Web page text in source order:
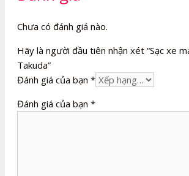
Chưa có đánh giá nào.
Hãy là người đầu tiên nhận xét “Sạc xe
Takuda”
Đánh giá của bạn *
Đánh giá của bạn *